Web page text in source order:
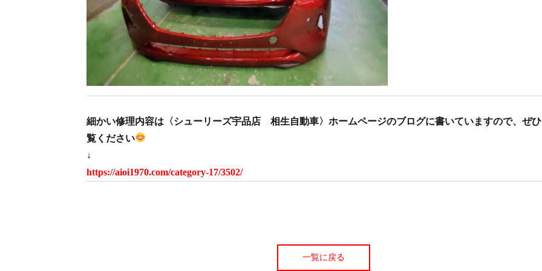
細かい修理内容は〈シューリーズ宇品店 相生自動車〉ホームページのブログに書いていますので、ぜ
覧ください
↓
https://aioi1970.com/category-17/3502/
一覧に戻る